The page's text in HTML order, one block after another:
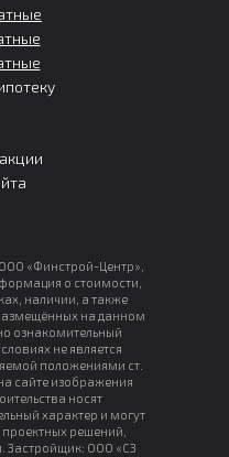
«Финстрой-Центр»,
о стоимости,
наличии, а также
на данном
ознакомительный
не является
положениями ст.
сайте изображения
носят
характер и могут
проектных решений,
Застройщик: ООО «СЗ